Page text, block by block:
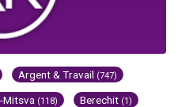
Argent & Travail (747)
Mitsva (118) Berechit (1)